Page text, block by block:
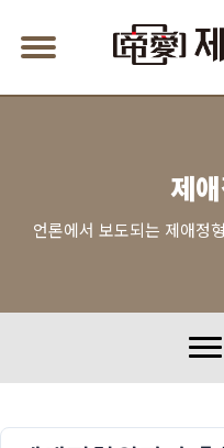
제
언론에서 보도되는 제애정